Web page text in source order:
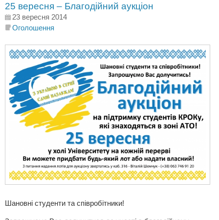
25 вересня – Благодійний аукціон
23 вересня 2014
Оголошення
Шановні студенти та співробітники!